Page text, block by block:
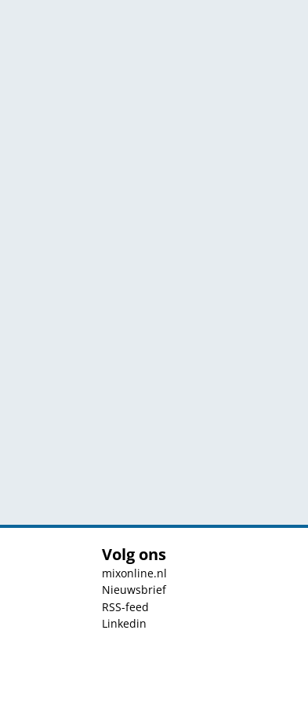
Volg ons
mixonline.nl
Nieuwsbrief
RSS-feed
Linkedin